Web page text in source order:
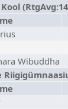
Wibuddha